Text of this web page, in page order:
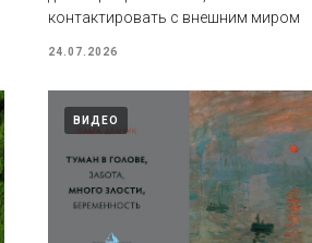
контактировать с внешним миром
24.07.2026
ВИДЕО